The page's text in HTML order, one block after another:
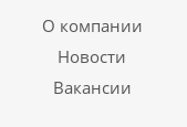
О компании
Новости
Вакансии